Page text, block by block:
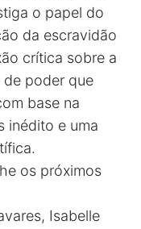
o papel do
da escravidão
crítica sobre a
de poder que
base na
inédito e uma
os próximos
Isabelle